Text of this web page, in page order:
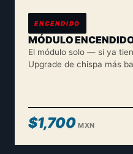
ENCENDIDO
MÓDULO
El módulo solo — si ya
Upgrade de chispa más
$1,700 MXN